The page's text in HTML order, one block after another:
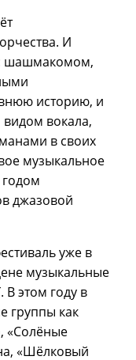
И
шашмакомом,
историю, и
вокала,
в своих
музыкальное
джазовой
уже в
музыкальные
В этом году в
группы как
«Солёные
«Шёлковый